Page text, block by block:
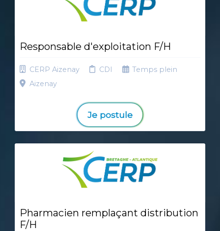
Responsable d'exploitation F/H
CERP Aizenay CDI
Temps plein
Aizenay
Je postule
Pharmacien remplaçant distribution
F/H